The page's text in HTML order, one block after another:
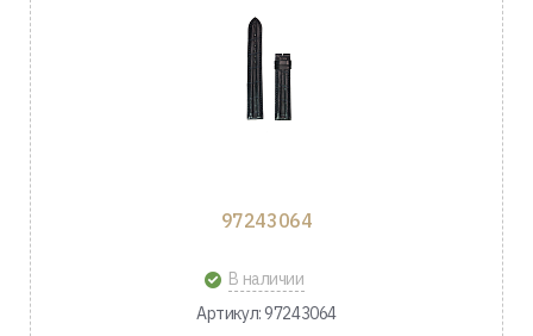
97243064
В наличии
Артикул: 97243064